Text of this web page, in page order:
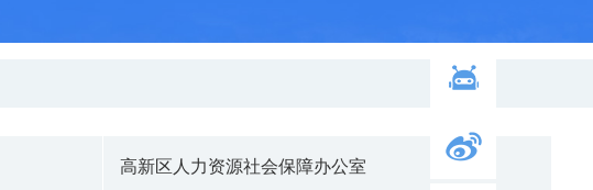
高新区人力资源社会保障办公室